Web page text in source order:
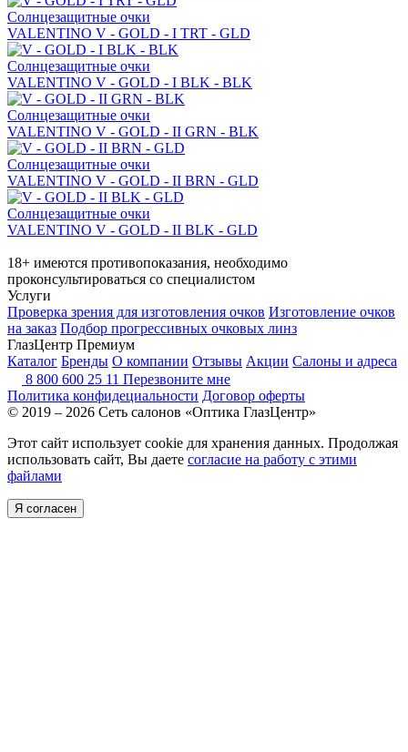
Солнцезащитные очки
VALENTINO V - GOLD - I TRT - GLD
Солнцезащитные очки
VALENTINO V - GOLD - I BLK - BLK
Солнцезащитные очки
VALENTINO V - GOLD - II GRN - BLK
Солнцезащитные очки
VALENTINO V - GOLD - II BRN - GLD
Солнцезащитные очки
VALENTINO V - GOLD - II BLK - GLD
18+ имеются противопоказания, необходимо
проконсультироваться со специалистом
Услуги
Проверка зрения для изготовления очков Изготовление очков
на заказ Подбор прогрессивных очковых линз
ГлазЦентр Премиум
Каталог Бренды О компании Отзывы Акции Салоны и адреса
8 800 600 25 11 Перезвоните мне
Политика конфидециальности Договор оферты
© 2019 – 2026 Сеть салонов «Оптика ГлазЦентр»
Этот сайт использует cookie для хранения данных. Продолжая
использовать сайт, Вы даете согласие на работу с этими
файлами
Я согласен